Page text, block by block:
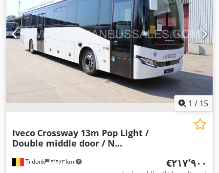
1 / 15
Tildonk ۴٬۴۶۳ km
Iveco Crossway 13m Pop Light /
Double middle door / N...
‎€۲۱۷٬۹۰۰